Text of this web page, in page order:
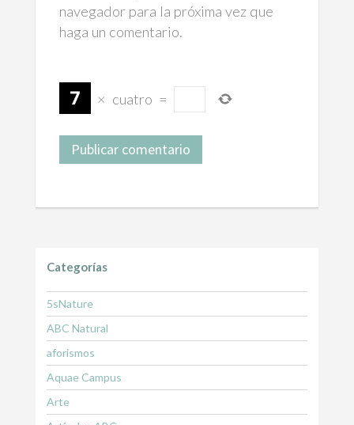
navegador para la próxima vez que
haga un comentario.
× cuatro =
Categorías
5sNature
ABC Natural
aforismos
Aquae Campus
Arte